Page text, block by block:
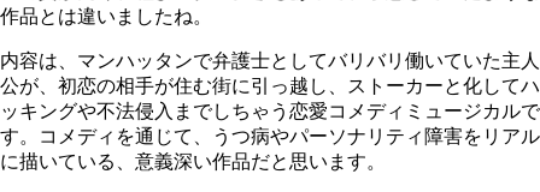
作品とは違いましたね。
内容は、マンハッタンで弁護士としてバリバリ働いていた主人
公が、初恋の相手が住む街に引っ越し、ストーカーと化してハ
ッキングや不法侵入までしちゃう恋愛コメディミュージカルで
す。コメディを通じて、うつ病やパーソナリティ障害をリアル
に描いている、意義深い作品だと思います。